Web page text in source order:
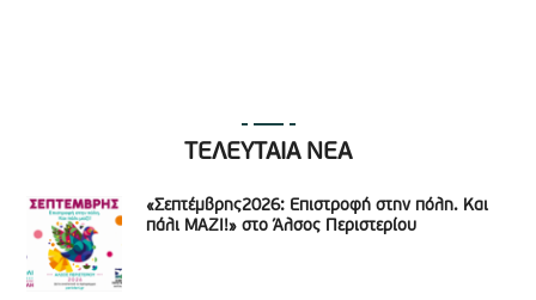
ΤΕΛΕΥΤΑΙΑ ΝΕΑ
«Σεπτέμβρης2026: Επιστροφή στην πόλη. Και
πάλι ΜΑΖΙ!» στο Άλσος Περιστερίου